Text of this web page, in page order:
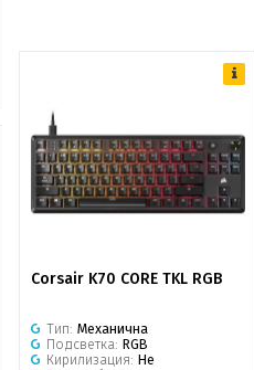
Corsair K70 CORE TKL RGB
Тип: Механична
Подсветка: RGB
Кирилизация: Не